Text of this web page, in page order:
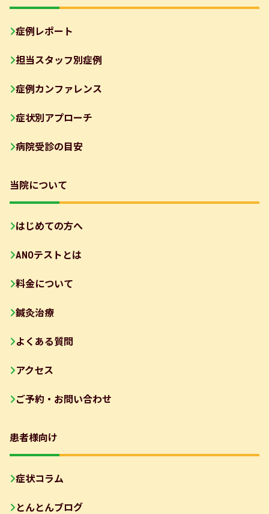
症例レポート
担当スタッフ別症例
症例カンファレンス
症状別アプローチ
病院受診の目安
当院について
はじめての方へ
ANOテストとは
料金について
鍼灸治療
よくある質問
アクセス
ご予約・お問い合わせ
患者様向け
症状コラム
とんとんブログ